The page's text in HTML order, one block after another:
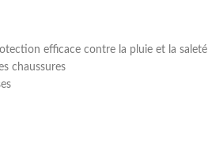
efficace contre la pluie et la saleté
chaussures